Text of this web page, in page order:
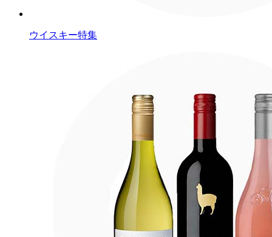
ウイスキー特集